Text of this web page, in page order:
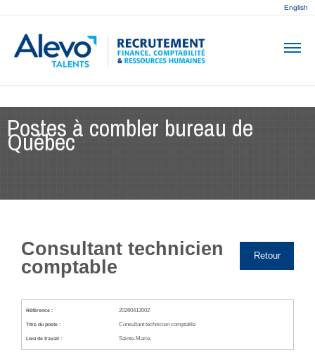
English
Postes à combler bureau de
Québec
Consultant technicien
comptable
Retour
Référence : 20260413002
Titre du poste : Consultant technicien comptable
Lieu de travail : Sainte-Marie,